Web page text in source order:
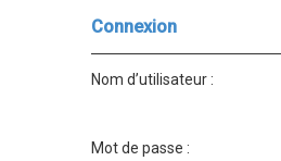
Connexion
Nom d’utilisateur :
Mot de passe :